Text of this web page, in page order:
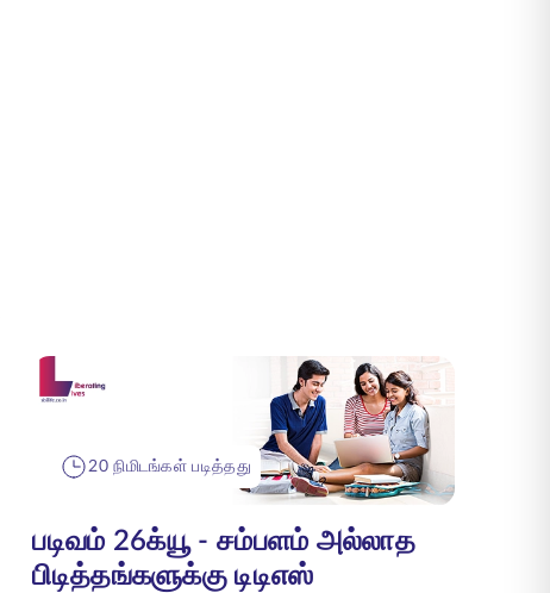
20 நிமிடங்கள் படித்தது
படிவம் 26க்யூ - சம்பளம் அல்லாத
பிடித்தங்களுக்கு டிடிஎஸ்